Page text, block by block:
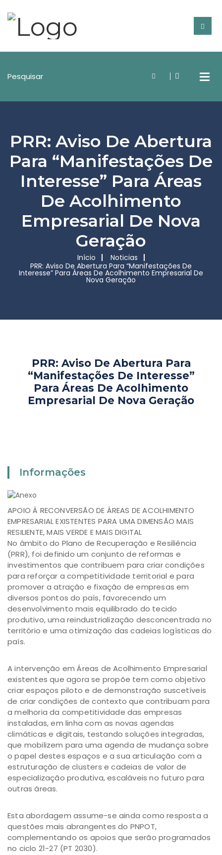
PRR: Aviso De Abertura
Para “Manifestações De
Interesse” Para Áreas
De Acolhimento
Empresarial De Nova
Geração
Início
Noticias
PRR: Aviso De Abertura Para “Manifestações De
Interesse” Para Áreas De Acolhimento Empresarial De
Nova Geração
PRR: Aviso De Abertura Para
“Manifestações De Interesse”
Para Áreas De Acolhimento
Empresarial De Nova Geração
Informações
APOIO À RECONVERSÃO DE ÁREAS DE ACOLHIMENTO
EMPRESARIAL EXISTENTES PARA UMA DIMENSÃO MAIS
RESILIENTE, MAIS VERDE E MAIS DIGITAL
No âmbito do Plano de Recuperação e Resiliência
(PRR), foi definido um conjunto de reformas e
investimentos que contribuem para criar condições
para reforçar a competitividade territorial e para
promover a atração e fixação de empresas em
diversos pontos do país, favorecendo um
desenvolvimento mais equilibrado do tecido
produtivo, uma reindustrialização desconcentrada no
território e uma otimização das cadeias logísticas do
país.
A intervenção em Áreas de Acolhimento Empresarial
existentes que agora se propõe tem como objetivo
criar espaços piloto e de demonstração suscetíveis
de criar condições de contexto que contribuam para
a melhoria da competitividade das empresas
instaladas, em linha com as novas agendas
climáticas e digitais, testando soluções integradas,
que mobilizem para uma agenda de mudança sobre
o papel destes espaços e a sua articulação com a
estruturação de clusters e cadeias de valor de
especialização produtiva, escaláveis no futuro para
outras áreas.
Esta abordagem assume-se ainda como resposta a
questões mais abrangentes do PNPOT,
complementando os apoios que serão programados
no ciclo 21-27 (PT 2030).